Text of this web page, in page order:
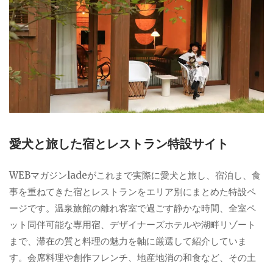
愛犬と旅した宿とレストラン特設サイト
WEBマガジンladeがこれまで実際に愛犬と旅し、宿泊し、食
事を重ねてきた宿とレストランをエリア別にまとめた特設ペ
ージです。温泉旅館の離れ客室で過ごす静かな時間、全室ペ
ット同伴可能な専用宿、デザイナーズホテルや湖畔リゾート
まで、滞在の質と料理の魅力を軸に厳選して紹介していま
す。会席料理や創作フレンチ、地産地消の和食など、その土